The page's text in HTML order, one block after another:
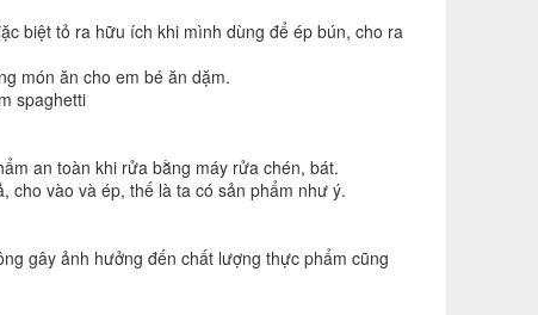
biệt tỏ ra hữu ích khi mình dùng để ép bún, cho ra
món ăn cho em bé ăn dặm.
spaghetti
an toàn khi rửa bằng máy rửa chén, bát.
cho vào và ép, thế là ta có sản phẩm như ý.
gây ảnh hưởng đến chất lượng thực phẩm cũng